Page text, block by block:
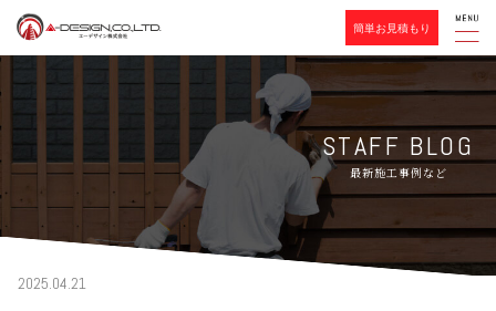
STAFF BLOG
最新施工事例など
2025.04.21
簡単お見積もり